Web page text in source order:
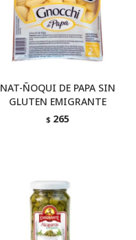
NAT-ÑOQUI DE PAPA SIN
GLUTEN EMIGRANTE
$ 265